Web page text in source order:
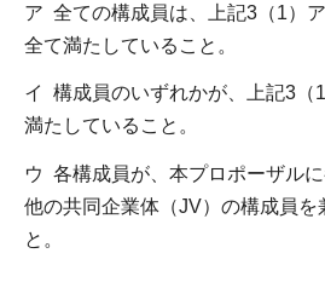
ア 全ての構成員は、上記3（1）
全て満たしていること。
イ 構成員のいずれかが、上記3（
満たしていること。
ウ 各構成員が、本プロポーザル
他の共同企業体（JV）の構成員を
と。